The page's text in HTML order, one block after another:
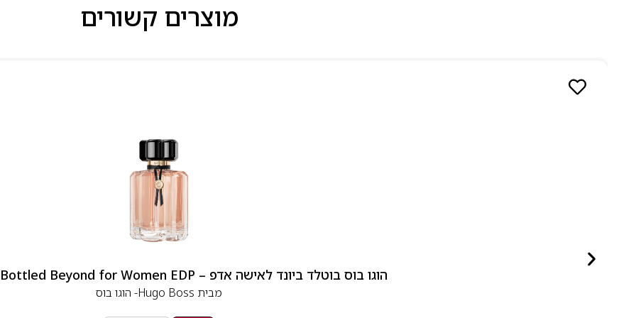
מוצרים קשורים
הוגו בוס בוטלד ביונד לאישה אדפ – Hugo Boss Bottled Beyond for Women EDP
מבית Hugo Boss- הוגו בוס